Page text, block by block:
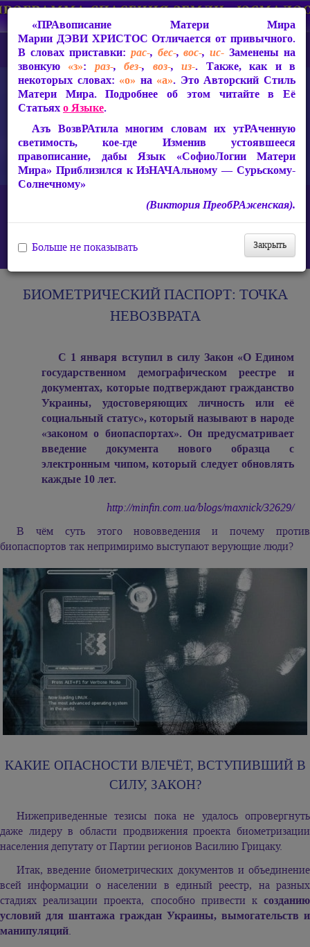
Защита от чипизации — Световой Покров Матери Мира Марии
ДЭВИ ХРИСТОС
Мировое правительство и тотальный контроль
БИОМЕТРИЧЕСКИЙ ПАСПОРТ: ТОЧКА НЕВОЗВРАТА
БИОМЕТРИЧЕСКИЙ ПАСПОРТ: ТОЧКА
НЕВОЗВРАТА
С 1 января вступил в силу Закон «О Едином
государственном демографическом реестре и
документах, которые подтверждают гражданство
Украины, удостоверяющих личность или её
социальный статус», который называют в народе
«законом о биопаспортах». Он предусматривает
введение документа нового образца с
электронным чипом, который следует обновлять
каждые 10 лет.
http://minfin.com.ua/blogs/maxnick/32629/
В чём суть этого нововведения и почему против
биопаспортов так непримиримо выступают верующие люди?
КАКИЕ ОПАСНОСТИ ВЛЕЧЁТ, ВСТУПИВШИЙ В
СИЛУ, ЗАКОН?
Нижеприведенные тезисы пока не удалось опровергнуть
даже лидеру в области продвижения проекта биометризации
населения депутату от Партии регионов Василию Грицаку.
Итак, введение биометрических документов и объединение
всей информации о населении в единый реестр, на разных
стадиях реализации проекта, способно привести к созданию
условий для шантажа граждан Украины, вымогательств и
манипуляций.
«ПРАвописание Матери Мира
Марии ДЭВИ ХРИСТОС Отличается от привычного.
В словах приставки: рас-, бес-,вос-,ис- Заменены на
звонкую «з»: раз-,без-, воз-,из-. Также, как и в
некоторых словах: «о» на «а». Это Авторский Стиль
Матери Мира. Подробнее об этом читайте в Её
Статьяхо Языке.
Азъ ВозвРАтила многим словам их утРАченную
светимость, кое-где Изменив устоявшееся
правописание, дабы Язык «СофиоЛогии Матери
Мира» Приблизился к ИзНАЧАльному — Сурьскому-
Солнечному»
(Виктория ПреобРАженская).
Закрыть
Больше не показывать